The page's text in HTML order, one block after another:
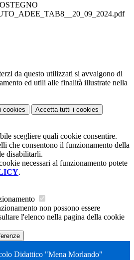
da questo utilizzati si avvalgono di
ed utili alle finalità illustrate nella
i cookies Accetta tutti i cookies
scegliere quali cookie consentire.
che consentono il funzionamento della
disabilitarli.
necessari al funzionamento potete
.
non possono essere
l'elenco nella pagina della cookie
Didattico "Mena Morlando"